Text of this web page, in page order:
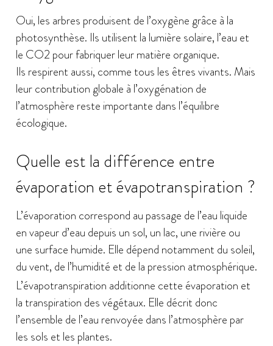
Oui, les arbres produisent de l’oxygène grâce à la
photosynthèse. Ils utilisent la lumière solaire, l’eau et
le CO2 pour fabriquer leur matière organique.
Ils respirent aussi, comme tous les êtres vivants. Mais
leur contribution globale à l’oxygénation de
l’atmosphère reste importante dans l’équilibre
écologique.
Quelle est la différence entre
évaporation et évapotranspiration ?
L’évaporation correspond au passage de l’eau liquide
en vapeur d’eau depuis un sol, un lac, une rivière ou
une surface humide. Elle dépend notamment du soleil,
du vent, de l’humidité et de la pression atmosphérique.
L’évapotranspiration additionne cette évaporation et
la transpiration des végétaux. Elle décrit donc
l’ensemble de l’eau renvoyée dans l’atmosphère par
les sols et les plantes.